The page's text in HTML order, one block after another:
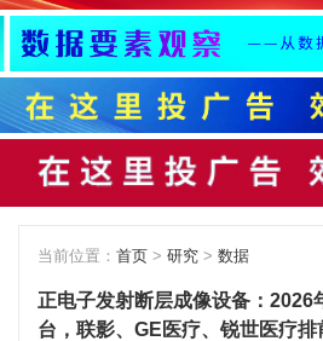
当前位置： 首页 > 研究 > 数据
正电子发射断层成像设备：2026
台，联影、GE医疗、锐世医疗排